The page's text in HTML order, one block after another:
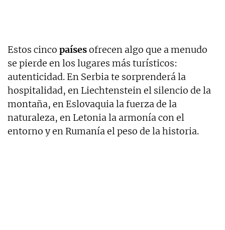
Estos cinco paísesofrecen algo que a menudo
se pierde en los lugares más turísticos:
autenticidad. En Serbia te sorprenderá la
hospitalidad, en Liechtenstein el silencio de la
montaña, en Eslovaquia la fuerza de la
naturaleza, en Letonia la armonía con el
entorno y en Rumanía el peso de la historia.